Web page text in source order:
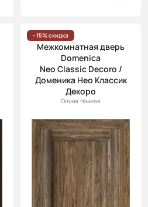
- 15% скидка
Межкомнатная дверь
Domenica
Neo Classic Decoro /
Доменика Нео Классик
Декоро
Олива тёмная